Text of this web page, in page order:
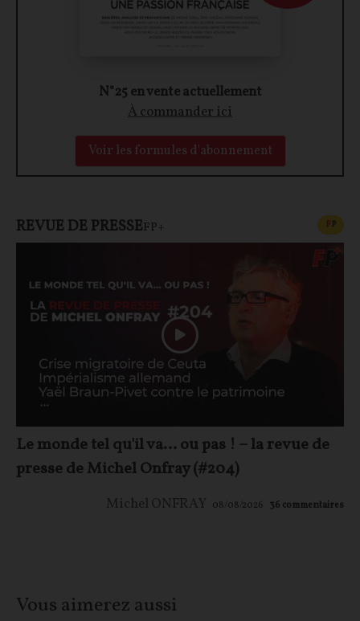
N°25 en vente actuellement
À commander ici
Voir les formules d'abonnement
REVUE DE PRESSEFP+ FP
Le monde tel qu'il va… ou pas ! – la revue de
presse de Michel Onfray (#204)
Michel ONFRAY 08/08/2026 36 commentaires
Vous aimerez aussi